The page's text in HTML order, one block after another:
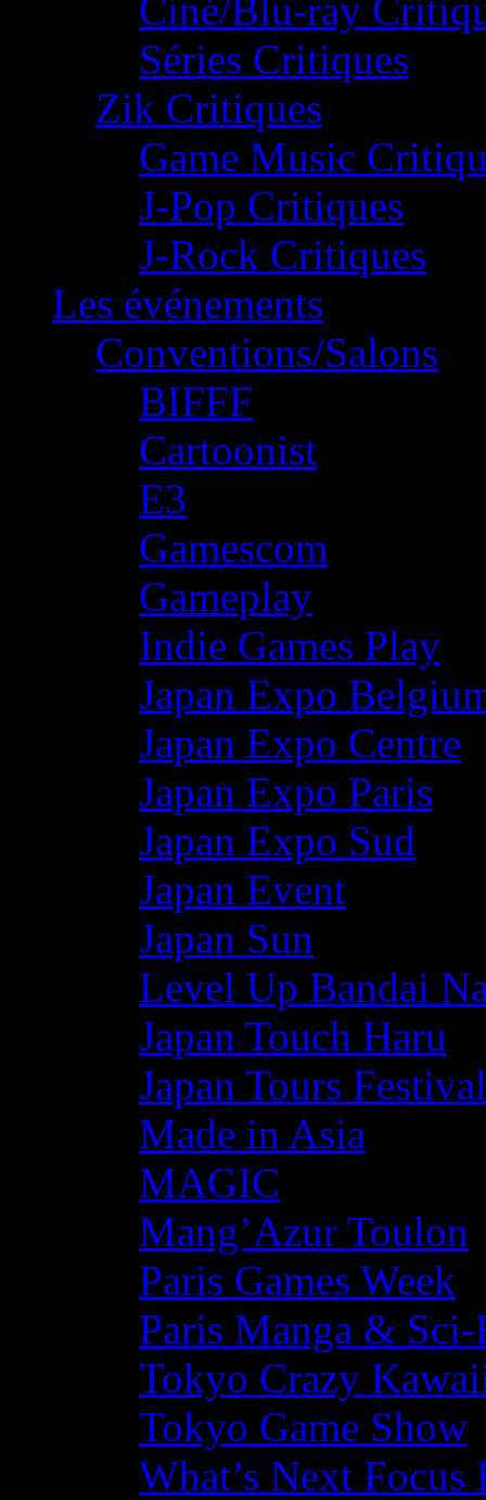
Ciné/Blu-ray
Séries Critiques
Zik Critiques
Game Music
J-Pop Critiques
J-Rock Critiques
Les événements
Conventions/Salons
BIFFF
Cartoonist
E3
Gamescom
Gameplay
Indie Games Play
Japan Expo
Japan Expo Centre
Japan Expo Paris
Japan Expo Sud
Japan Event
Japan Sun
Level Up Bandai
Japan Touch Haru
Japan Tours Festival
Made in Asia
MAGIC
Mang’Azur Toulon
Paris Games Week
Paris Manga &
Tokyo Crazy
Tokyo Game Show
What’s Next